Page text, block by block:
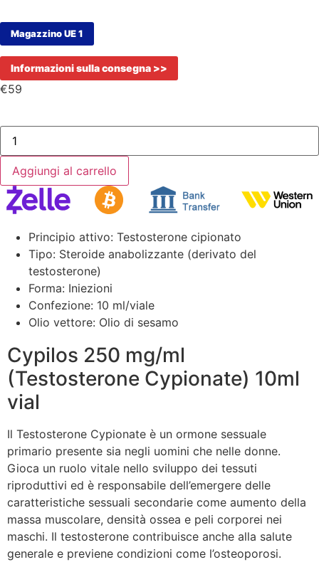
Magazzino UE 1
Informazioni sulla consegna >>
€59
Aggiungi al carrello
Principio attivo: Testosterone cipionato
Tipo: Steroide anabolizzante (derivato del
testosterone)
Forma: Iniezioni
Confezione: 10 ml/viale
Olio vettore: Olio di sesamo
Cypilos 250 mg/ml
(Testosterone Cypionate) 10ml
vial
Il Testosterone Cypionate è un ormone sessuale
primario presente sia negli uomini che nelle donne.
Gioca un ruolo vitale nello sviluppo dei tessuti
riproduttivi ed è responsabile dell’emergere delle
caratteristiche sessuali secondarie come aumento della
massa muscolare, densità ossea e peli corporei nei
maschi. Il testosterone contribuisce anche alla salute
generale e previene condizioni come l’osteoporosi.